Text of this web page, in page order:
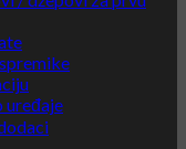
uređaje